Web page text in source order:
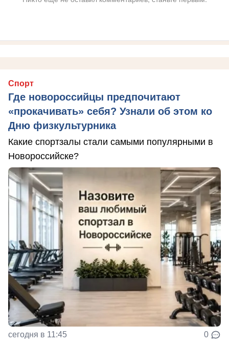
Спорт
Где новороссийцы предпочитают
«прокачивать» себя? Узнали об этом ко
Дню физкультурника
Какие спортзалы стали самыми популярными в
Новороссийске?
сегодня в 11:45 0